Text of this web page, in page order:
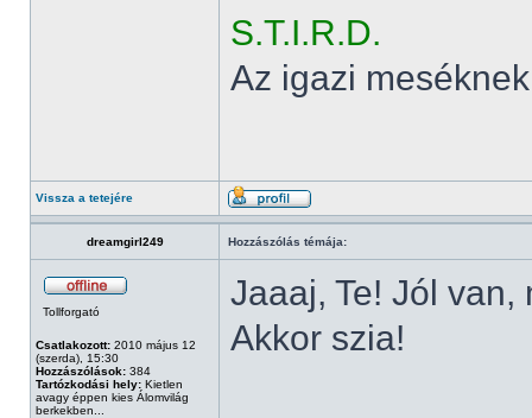
S.T.I.R.D.
Az igazi
Vissza a tetejére
dreamgirl249 Hozzászólás témája:
Tollforgató
Csatlakozott: 2010 május 12
(szerda), 15:30
Hozzászólások: 384
Tartózkodási hely: Kietlen
avagy éppen kies Álomvilág
berkekben...
Jaaaj, Te! Jól van,
Akkor szia!